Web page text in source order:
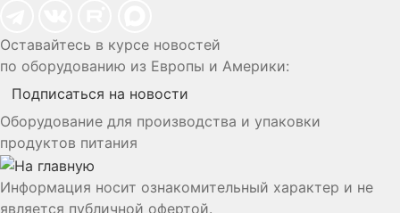
Оставайтесь в курсе новостей
по оборудованию из Европы и Америки:
Подписаться на новости
Оборудование для производства и упаковки
продуктов питания
Информация носит ознакомительный характер и не
является публичной офертой.